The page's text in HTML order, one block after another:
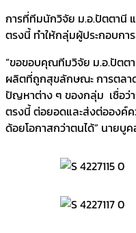
การที่ทีมนักวิจัย ม.อ.ปัตตานี
ตรงนี้ ทำให้กลุ่มผู้ประกอบการ
“ขอขอบคุณทีมวิจัย ม.อ.ปัตต
ผลิตที่ถูกสุขลักษณะ การตลา
ปัญหาต่าง ๆ ของกลุ่ม เชื่อว่
ตรงนี้ ต่อยอดและส่งต่อองค์
ด้อยโอกาสกว่าตนได้” นายบู